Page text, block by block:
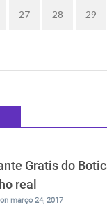
27 28 29
Gratis do
real
março 24, 2017